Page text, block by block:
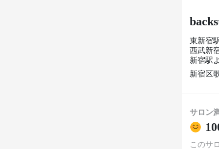
東新宿
西武新
新宿駅
新宿区
サロン
このサ